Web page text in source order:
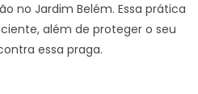
no Jardim Belém. Essa prática
além de proteger o seu
essa praga.